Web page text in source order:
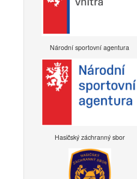
Národní sportovní agentura
Hasičský záchranný sbor